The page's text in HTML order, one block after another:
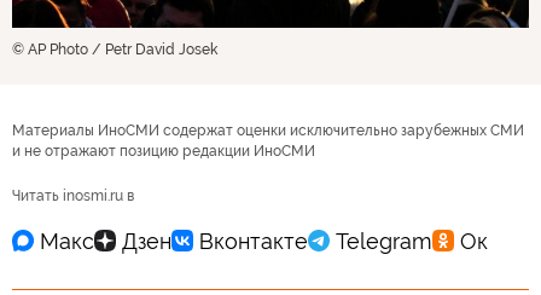
© AP Photo / Petr David Josek
Материалы ИноСМИ содержат оценки исключительно зарубежных СМИ
и не отражают позицию редакции ИноСМИ
Читать inosmi.ru в